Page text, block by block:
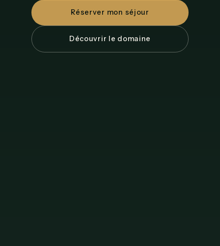
Réserver mon séjour
Découvrir le domaine